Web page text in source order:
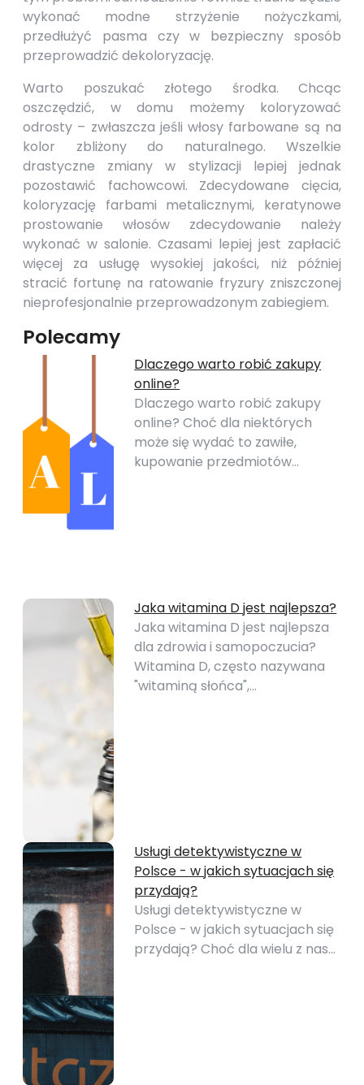
wykonać modne strzyżenie nożyczkami,
przedłużyć pasma czy w bezpieczny sposób
przeprowadzić dekoloryzację.
Warto poszukać złotego środka. Chcąc
oszczędzić, w domu możemy koloryzować
odrosty – zwłaszcza jeśli włosy farbowane są na
kolor zbliżony do naturalnego. Wszelkie
drastyczne zmiany w stylizacji lepiej jednak
pozostawić fachowcowi. Zdecydowane cięcia,
koloryzację farbami metalicznymi, keratynowe
prostowanie włosów zdecydowanie należy
wykonać w salonie. Czasami lepiej jest zapłacić
więcej za usługę wysokiej jakości, niż później
stracić fortunę na ratowanie fryzury zniszczonej
nieprofesjonalnie przeprowadzonym zabiegiem.
Polecamy
Dlaczego warto robić zakupy
online?
Dlaczego warto robić zakupy
online? Choć dla niektórych
może się wydać to zawiłe,
kupowanie przedmiotów…
Jaka witamina D jest najlepsza?
Jaka witamina D jest najlepsza
dla zdrowia i samopoczucia?
Witamina D, często nazywana
"witaminą słońca",…
Usługi detektywistyczne w
Polsce - w jakich sytuacjach się
przydają?
Usługi detektywistyczne w
Polsce - w jakich sytuacjach się
przydają? Choć dla wielu z nas…